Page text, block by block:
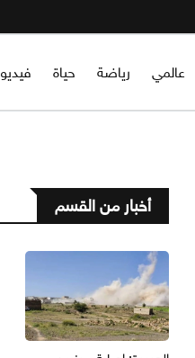
عالمي رياضة حياة فيديو
أخبار من القسم